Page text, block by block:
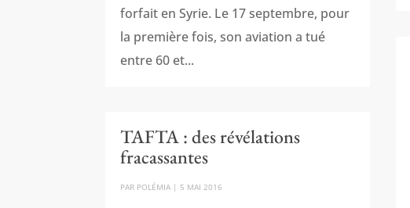
forfait en Syrie. Le 17 septembre, pour
la première fois, son aviation a tué
entre 60 et...
TAFTA : des révélations
fracassantes
PAR POLÉMIA | 5 MAI 2016